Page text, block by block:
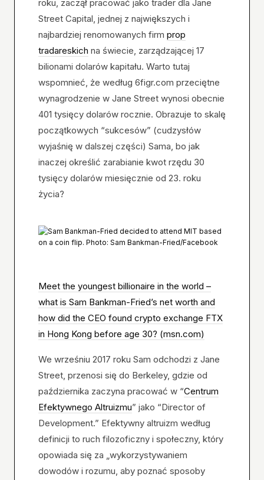
roku, zaczął pracować jako trader dla Jane
Street Capital, jednej z największych i
najbardziej renomowanych firm prop
tradareskich na świecie, zarządzającej 17
bilionami dolarów kapitału. Warto tutaj
wspomnieć, że według 6figr.com przeciętne
wynagrodzenie w Jane Street wynosi obecnie
401 tysięcy dolarów rocznie. Obrazuje to skalę
początkowych “sukcesów” (cudzysłów
wyjaśnię w dalszej części) Sama, bo jak
inaczej określić zarabianie kwot rzędu 30
tysięcy dolarów miesięcznie od 23. roku
życia?
Meet the youngest billionaire in the world –
what is Sam Bankman-Fried’s net worth and
how did the CEO found crypto exchange FTX
in Hong Kong before age 30? (msn.com)
We wrześniu 2017 roku Sam odchodzi z Jane
Street, przenosi się do Berkeley, gdzie od
października zaczyna pracować w “Centrum
Efektywnego Altruizmu” jako “Director of
Development.” Efektywny altruizm według
definicji to ruch filozoficzny i społeczny, który
opowiada się za „wykorzystywaniem
dowodów i rozumu, aby poznać sposoby